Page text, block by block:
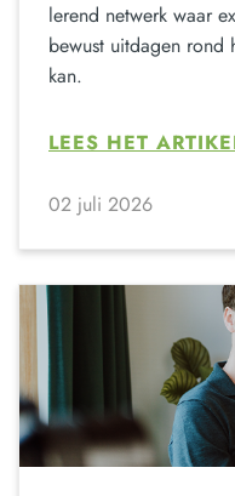
lerend netwerk waar
bewust uitdagen rond
kan.
LEES HET
02 juli 2026